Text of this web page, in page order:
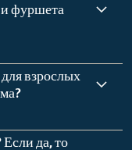
фуршета
взрослых
Если да, то